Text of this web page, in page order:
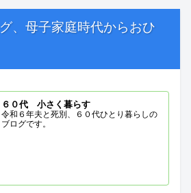
、母子家庭時代からおひ
６０代 小さく暮らす
令和６年夫と死別、６０代ひとり暮らしの
ブログです。